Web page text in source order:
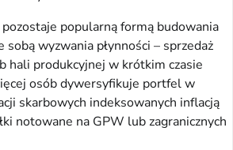
popularną formą budowania
sobą wyzwania płynności – sprzedaż
hali produkcyjnej w krótkim czasie
osób dywersyfikuje portfel w
skarbowych indeksowanych inflacją
notowane na GPW lub zagranicznych